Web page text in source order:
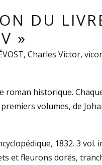
DU
»
Charles Victor,
roman historique.
volumes, de
1832. 3
et fleurons dorés,